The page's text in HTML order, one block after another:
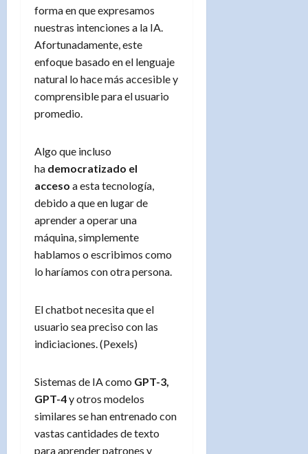
forma en que expresamos
nuestras intenciones a la IA.
Afortunadamente, este
enfoque basado en el lenguaje
natural lo hace más accesible y
comprensible para el usuario
promedio.
Algo que incluso
ha democratizado el
acceso a esta tecnología,
debido a que en lugar de
aprender a operar una
máquina, simplemente
hablamos o escribimos como
lo haríamos con otra persona.
El chatbot necesita que el
usuario sea preciso con las
indiciaciones. (Pexels)
Sistemas de IA como GPT-3,
GPT-4y otros modelos
similares se han entrenado con
vastas cantidades de texto
para aprender patrones y